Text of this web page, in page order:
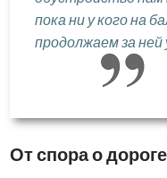
пока ни у кого на
продолжаем за ней
От спора о